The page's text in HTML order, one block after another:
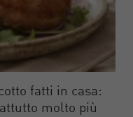
fatti in casa:
molto più